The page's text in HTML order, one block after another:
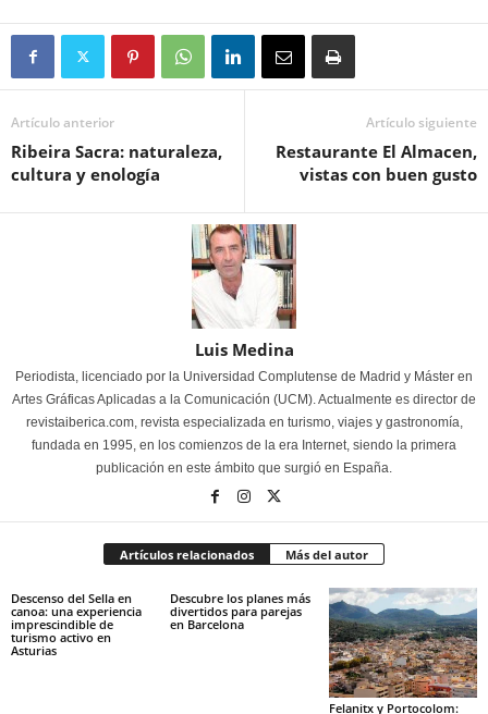
Artículo anterior
Ribeira Sacra: naturaleza,
cultura y enología
Artículo siguiente
Restaurante El Almacen,
vistas con buen gusto
Luis Medina
Periodista, licenciado por la Universidad Complutense de Madrid y Máster en
Artes Gráficas Aplicadas a la Comunicación (UCM). Actualmente es director de
revistaiberica.com, revista especializada en turismo, viajes y gastronomía,
fundada en 1995, en los comienzos de la era Internet, siendo la primera
publicación en este ámbito que surgió en España.
Artículos relacionados Más del autor
Descenso del Sella en
canoa: una experiencia
imprescindible de
turismo activo en
Asturias
Descubre los planes más
divertidos para parejas
en Barcelona
Felanitx y Portocolom: